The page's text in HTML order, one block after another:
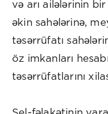
və arı ailələrinin
əkin sahələrinə,
təsərrüfatı
öz imkanları
təsərrüfatlarını